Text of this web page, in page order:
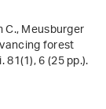
C., Meusburger
forest
81(1), 6 (25 pp.).